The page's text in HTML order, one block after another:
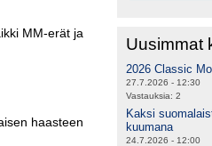
MM-erät ja
haasteen
Uusimmat
2026 Classic
27.7.2026 - 12:30
Vastauksia: 2
Kaksi
kuumana
24.7.2026 - 12:00